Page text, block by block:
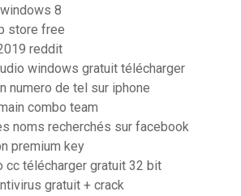
8
store free
reddit
windows gratuit télécharger
numero de tel sur iphone
combo team
noms recherchés sur facebook
premium key
cc télécharger gratuit 32 bit
gratuit + crack